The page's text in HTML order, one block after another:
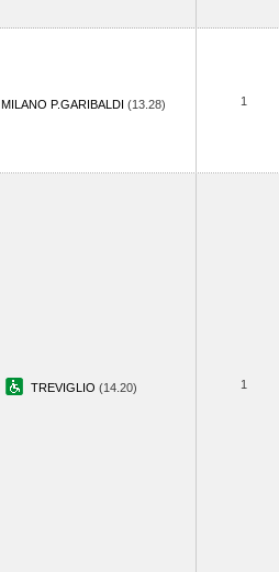
MILANO P.GARIBALDI (13.28) 1
TREVIGLIO (14.20) 1